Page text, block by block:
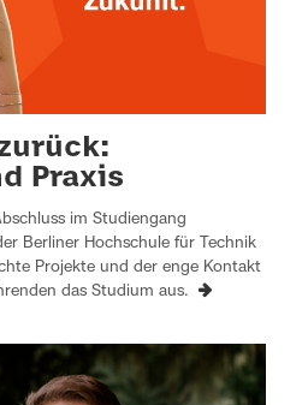
Praxis
im Studiengang
Berliner Hochschule für Technik
Projekte und der enge Kontakt
das Studium aus.